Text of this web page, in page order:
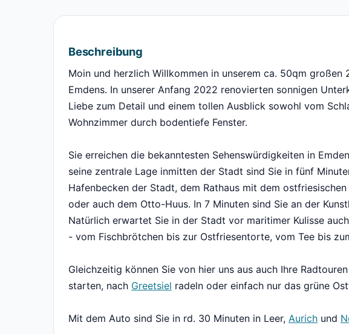
Beschreibung
Moin und herzlich Willkommen in unserem ca. 50qm großen
Emdens. In unserer Anfang 2022 renovierten sonnigen
Liebe zum Detail und einem tollen Ausblick sowohl vom
Wohnzimmer durch bodentiefe Fenster.
Sie erreichen die bekanntesten Sehenswürdigkeiten in
seine zentrale Lage inmitten der Stadt sind Sie in fünf
Hafenbecken der Stadt, dem Rathaus mit dem
oder auch dem Otto-Huus. In 7 Minuten sind Sie an der
Natürlich erwartet Sie in der Stadt vor maritimer Kulisse
- vom Fischbrötchen bis zur Ostfriesentorte, vom Tee bis
Gleichzeitig können Sie von hier uns aus auch Ihre
starten, nach Greetsiel radeln oder einfach nur das grüne
Mit dem Auto sind Sie in rd. 30 Minuten in Leer, Aurich und